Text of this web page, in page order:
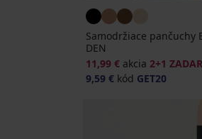
Samodržiace pančuchy
DEN
11,99 € akcia 2+1
9,59 € kód GET20